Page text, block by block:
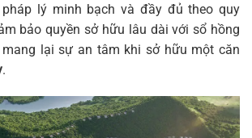
pháp lý minh bạch và đầy đủ theo quy
bảo quyền sở hữu lâu dài với sổ hồng
mang lại sự an tâm khi sở hữu một căn
.